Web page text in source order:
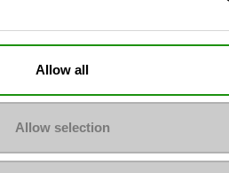
Allow all
Allow selection
de klantenservice